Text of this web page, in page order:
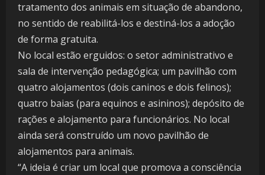
tratamento dos animais em situação de abandono,
no sentido de reabilitá-los e destiná-los a adoção
de forma gratuita.
No local estão erguidos: o setor administrativo e
sala de intervenção pedagógica; um pavilhão com
quatro alojamentos (dois caninos e dois felinos);
quatro baias (para equinos e asininos); depósito de
rações e alojamento para funcionários. No local
ainda será construído um novo pavilhão de
alojamentos para animais.
“A ideia é criar um local que promova a consciência